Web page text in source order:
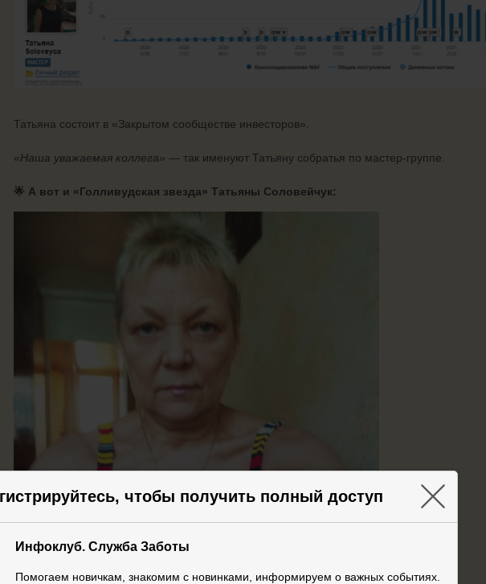
чтобы получить полный доступ
Инфоклуб. Служба Заботы
Помогаем новичкам, знакомим с новинками, информируем о важных событиях.
×
Татьяна состоит в «Закрытом сообществе инвесторов».
«Наша уважаемая коллега» — так именуют Татьяну собратья по мастер-группе.
🌟 А вот и «Голливудская звезда» Татьяны Соловейчук: